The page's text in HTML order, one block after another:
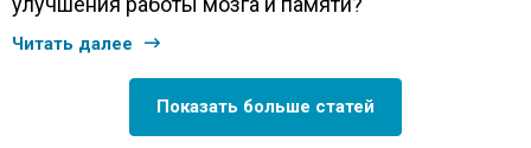
Читать далее
Показать больше статей